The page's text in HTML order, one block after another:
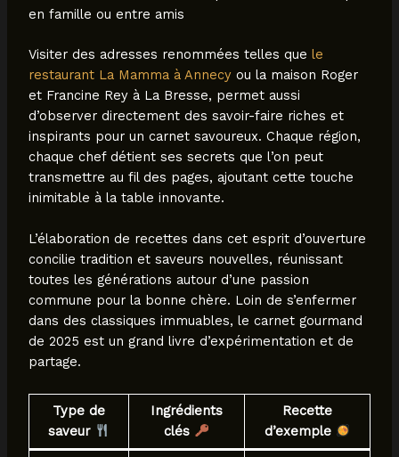
en famille ou entre amis
Visiter des adresses renommées telles que le
restaurant La Mamma à Annecyou la maison Roger
et Francine Rey à La Bresse, permet aussi
d’observer directement des savoir-faire riches et
inspirants pour un carnet savoureux. Chaque région,
chaque chef détient ses secrets que l’on peut
transmettre au fil des pages, ajoutant cette touche
inimitable à la table innovante.
L’élaboration de recettes dans cet esprit d’ouverture
concilie tradition et saveurs nouvelles, réunissant
toutes les générations autour d’une passion
commune pour la bonne chère. Loin de s’enfermer
dans des classiques immuables, le carnet gourmand
de 2025 est un grand livre d’expérimentation et de
partage.
Type de
saveur
Ingrédients
clés
Recette
d’exemple